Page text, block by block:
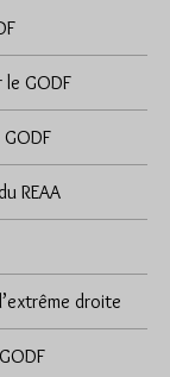
GODF
REAA
droite